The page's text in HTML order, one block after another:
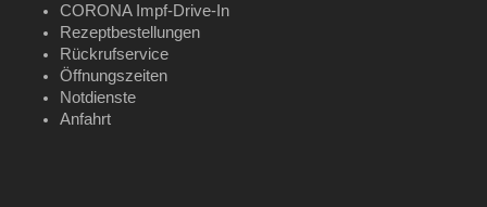
CORONA Impf-Drive-In
Rezeptbestellungen
Rückrufservice
Öffnungszeiten
Notdienste
Anfahrt